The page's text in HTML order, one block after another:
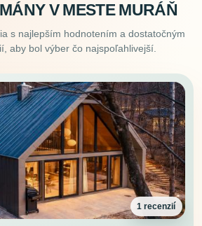
V MESTE MURÁŇ
s najlepším hodnotením a dostatočným
aby bol výber čo najspoľahlivejší.
1 recenzií